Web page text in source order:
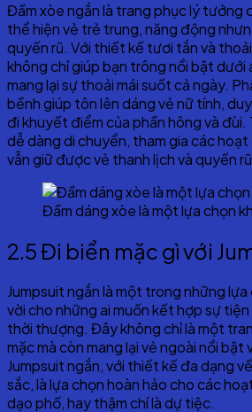
Đầm xòe ngắn là trang phục lý tưởng
thể hiện vẻ trẻ trung, năng động
quyến rũ. Với thiết kế tươi tắn và
không chỉ giúp bạn trông nổi bật dưới
mang lại sự thoải mái suốt cả ngày.
bềnh giúp tôn lên dáng vẻ nữ tính,
đi khuyết điểm của phần hông và đùi.
dễ dàng di chuyển, tham gia các
vẫn giữ được vẻ thanh lịch và quyến
Đầm dáng xòe là một lựa chọn
2.5 Đi biển mặc gì với
Jumpsuit ngắn là một trong những
vời cho những ai muốn kết hợp sự
thời thượng. Đây không chỉ là một
mặc mà còn mang lại vẻ ngoài nổi bật
Jumpsuit ngắn, với thiết kế đa dạng
sắc, là lựa chọn hoàn hảo cho các
dạo phố, hay thậm chí là dự tiệc.